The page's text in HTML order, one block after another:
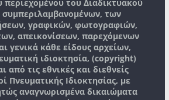
περιεχομένου του Διαδικτυακού
συμπεριλαμβανομένων, των
γραφικών, φωτογραφιών,
απεικονίσεων, παρεχόμενων
γενικά κάθε είδους αρχείων,
ιδιοκτησία, (copyright)
από τις εθνικές και διεθνείς
Πνευματικής Ιδιοκτησίας, με
αναγνωρισμένα δικαιώματα